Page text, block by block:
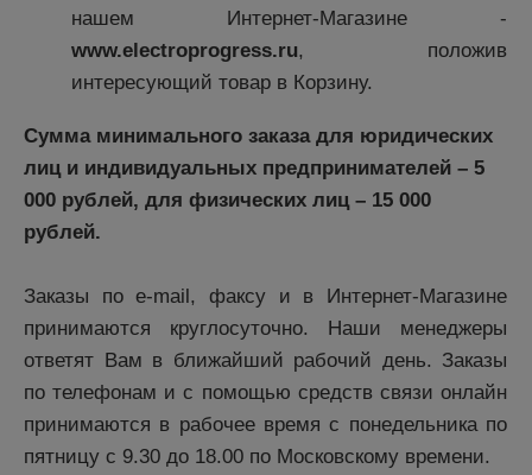
нашем Интернет-Магазине -
www.electroprogress.ru, положив
интересующий товар в Корзину.
Сумма минимального заказа для юридических
лиц и индивидуальных предпринимателей – 5
000 рублей, для физических лиц – 15 000
рублей.
Заказы по e-mail, факсу и в Интернет-Магазине
принимаются круглосуточно. Наши менеджеры
ответят Вам в ближайший рабочий день. Заказы
по телефонам и с помощью средств связи онлайн
принимаются в рабочее время с понедельника по
пятницу с 9.30 до 18.00 по Московскому времени.